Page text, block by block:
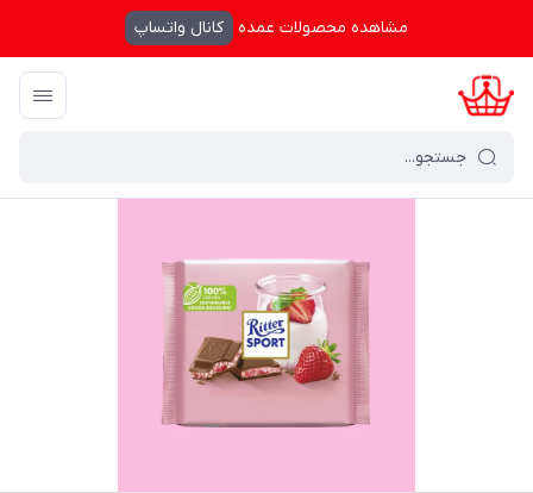
مشاهده محصولات عمده کانال واتساپ
کرال شاپینگ / فهرست محصولات